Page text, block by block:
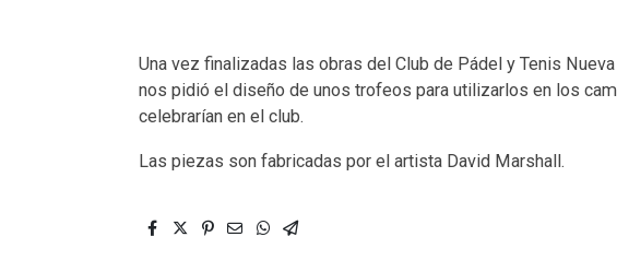
Una vez finalizadas las obras del Club de Pádel y Tenis
nos pidió el diseño de unos trofeos para utilizarlos en los
celebrarían en el club.
Las piezas son fabricadas por el artista David Marshall.